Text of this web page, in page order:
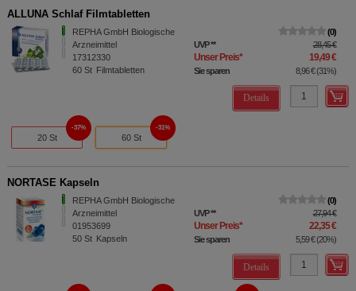
ALLUNA Schlaf Filmtabletten
REPHA GmbH Biologische
Arzneimittel
17312330
60 St Filmtabletten
0
UVP** 28,45 €
Unser Preis* 19,49 €
Sie sparen 8,96 €(31%)
Details
20 St
37%
60 St
31%
NORTASE Kapseln
REPHA GmbH Biologische
Arzneimittel
01953699
50 St Kapseln
0
UVP** 27,94 €
Unser Preis* 22,35 €
Sie sparen 5,59 €(20%)
Details